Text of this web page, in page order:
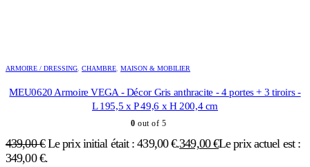
ARMOIRE / DRESSING CHAMBRE MAISON & MOBILIER
MEU0620 Armoire VEGA - Décor Gris anthracite - 4 portes + 3 tiroirs -
L 195,5 x P 49,6 x H 200,4 cm
0 out of 5
439,00€ Le prix initial était : 439,00 €.349,00€Le prix actuel est :
349,00 €.